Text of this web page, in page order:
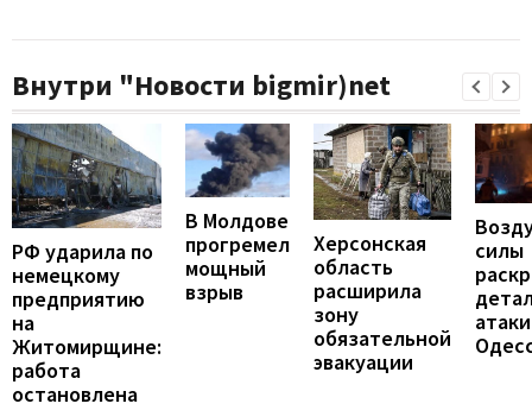
Внутри "Новости bigmir)net
РФ ударила по
немецкому
предприятию
на
Житомирщине:
работа
остановлена
В Молдове
прогремел
мощный
взрыв
Херсонская
область
расширила
зону
обязательной
эвакуации
силы